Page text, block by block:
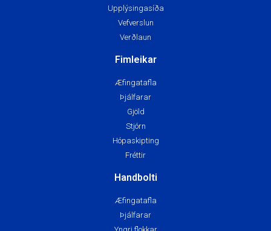
Upplýsingasíða
Vefverslun
Verðlaun
Fimleikar
Æfingatafla
Þjálfarar
Gjöld
Stjórn
Hópaskipting
Fréttir
Handbolti
Æfingatafla
Þjálfarar